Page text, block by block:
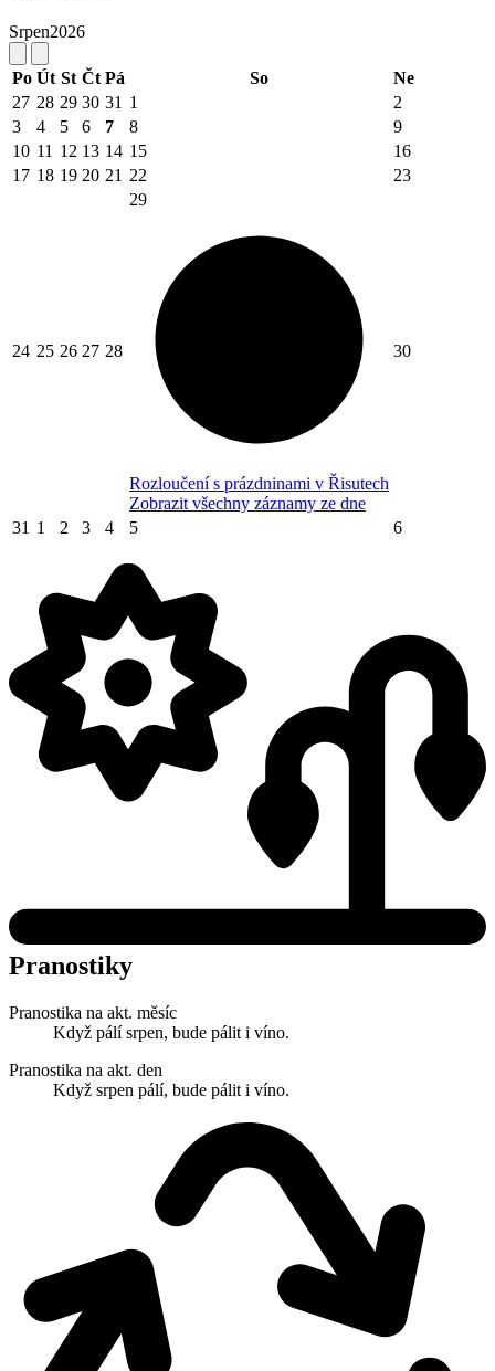
Srpen2026
Po Út St Čt Pá So
Ne
27 28 29 30 31 1
2
3
4 5 6 7 8
9
10 11 12 13 14 15
16
17 18 19 20 21 22 23
24 25 26 27 28
29
Rozloučení s prázdninami v Řisutech
Zobrazit všechny záznamy ze dne
30
31 1 2 3 4 5 6
Pranostiky
Pranostika na akt. měsíc
Když pálí srpen, bude pálit i víno.
Pranostika na akt. den
Když srpen pálí, bude pálit i víno.